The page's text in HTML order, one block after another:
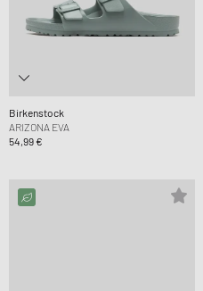
Birkenstock
ARIZONA EVA
54,99 €